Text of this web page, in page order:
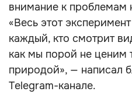
внимание к проблемам
«Весь этот
каждый, кто смотрит
как мы порой не ценим
природой», — написал
Telegram-канале.